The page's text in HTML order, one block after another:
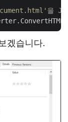
을
겠습니다.